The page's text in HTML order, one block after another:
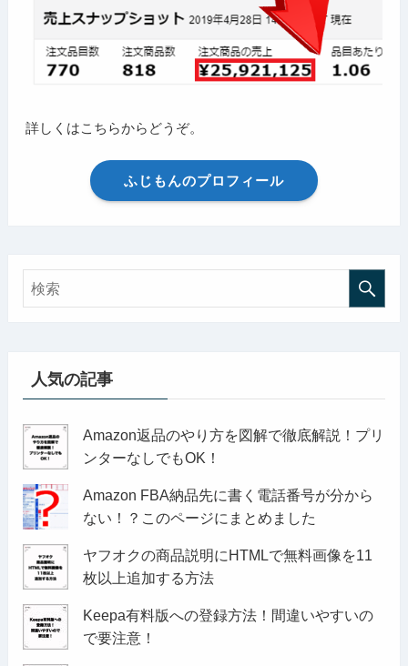
詳しくはこちらからどうぞ。
ふじもんのプロフィール
人気の記事
Amazon返品のやり方を図解で徹底解説！プリ
ンターなしでもOK！
Amazon FBA納品先に書く電話番号が分から
ない！？このページにまとめました
ヤフオクの商品説明にHTMLで無料画像を11
枚以上追加する方法
Keepa有料版への登録方法！間違いやすいの
で要注意！